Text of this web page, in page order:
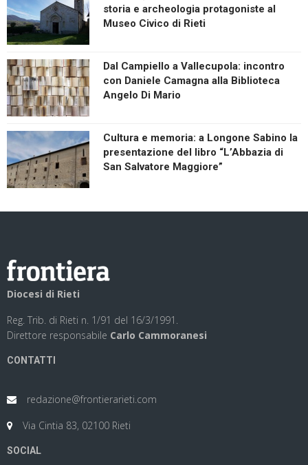
storia e archeologia protagoniste al
Museo Civico di Rieti
Dal Campiello a Vallecupola: incontro
con Daniele Camagna alla Biblioteca
Angelo Di Mario
Cultura e memoria: a Longone Sabino la
presentazione del libro “L’Abbazia di
San Salvatore Maggiore”
Diocesi di Rieti
Reg. Trib. di Rieti n. 1/91 del 16/3/1991.
Direttore responsabile Carlo Cammoranesi
CONTATTI
redazione@frontierarieti.com
Via Cintia 83, 02100 Rieti
SOCIAL